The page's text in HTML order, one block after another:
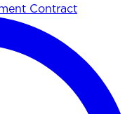
Contract